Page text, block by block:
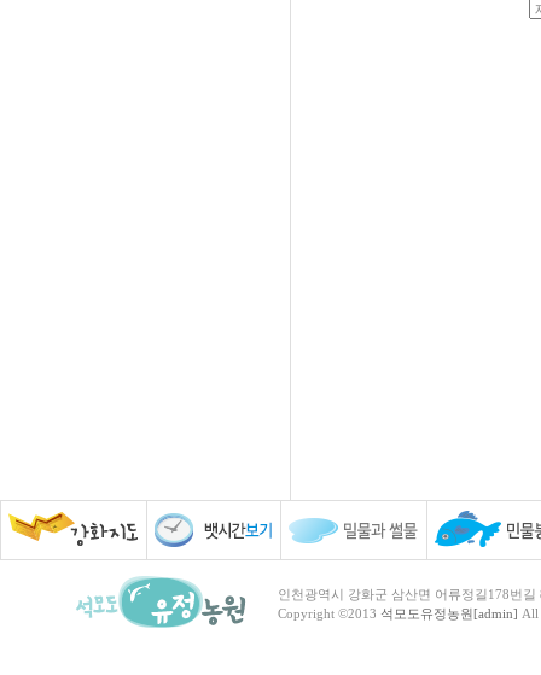
인천광역시 강화군 삼산면 어류정길178번
Copyright ©2013 석모도유정농원[admin] All